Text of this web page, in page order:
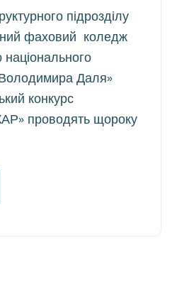
підрозділу
фаховий коледж
національного
Володимира Даля»
конкурс
проводять щороку